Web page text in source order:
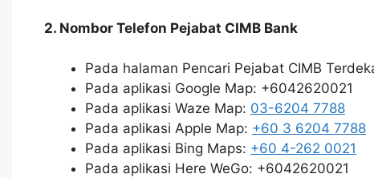
2. Nombor Telefon Pejabat CIMB Bank
Pada halaman Pencari Pejabat CIMB
Pada aplikasi Google Map: +6042620021
Pada aplikasi Waze Map: 03-6204 7788
Pada aplikasi Apple Map: +60 3 6204 7788
Pada aplikasi Bing Maps: +60 4-262 0021
Pada aplikasi Here WeGo: +6042620021